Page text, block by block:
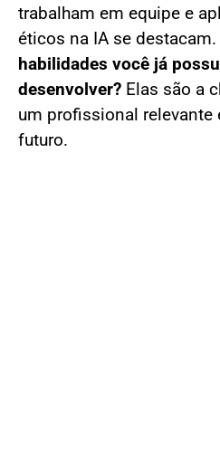
trabalham em equipe e
éticos na IA se destacam.
habilidades você já
desenvolver? Elas são a
um profissional relevante
futuro.